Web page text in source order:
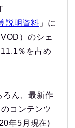
説明資料 」に
）のシェ
％を占め
ろん、最新作
コンテンツ
年5月現在)